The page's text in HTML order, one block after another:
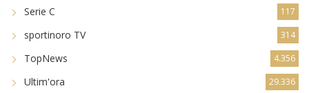
Serie C 117
sportinoro TV 314
TopNews 4.356
Ultim'ora 29.336